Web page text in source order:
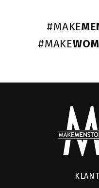
#MAKE
#MAKE